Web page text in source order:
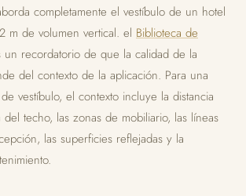
completamente el vestíbulo de un hotel
m de volumen vertical. el Biblioteca de
un recordatorio de que la calidad de la
del contexto de la aplicación. Para una
vestíbulo, el contexto incluye la distancia
techo, las zonas de mobiliario, las líneas
las superficies reflejadas y la